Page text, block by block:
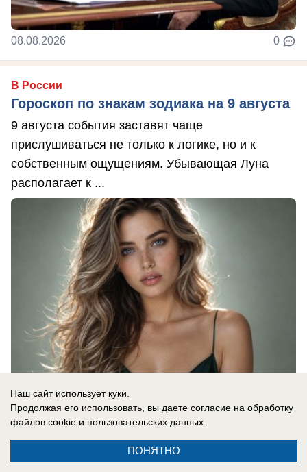
08.08.2026 0
В России
Гороскоп по знакам зодиака на 9 августа
9 августа события заставят чаще
прислушиваться не только к логике, но и к
собственным ощущениям. Убывающая Луна
располагает к ...
08.08.2026
Наш сайт использует куки.
Продолжая его использовать, вы даете согласие на обработку
файлов cookie и пользовательских данных.
ПОНЯТНО